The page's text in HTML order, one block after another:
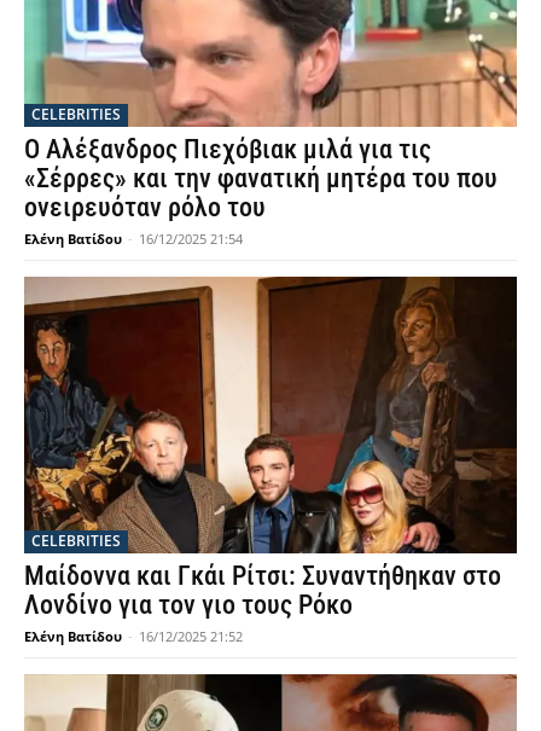
CELEBRITIES
Ο Αλέξανδρος Πιεχόβιακ μιλά για τις
«Σέρρες» και την φανατική μητέρα του που
ονειρευόταν ρόλο του
Ελένη Βατίδου - 16/12/2025 21:54
CELEBRITIES
Μαίδοννα και Γκάι Ρίτσι: Συναντήθηκαν στο
Λονδίνο για τον γιο τους Ρόκο
Ελένη Βατίδου - 16/12/2025 21:52